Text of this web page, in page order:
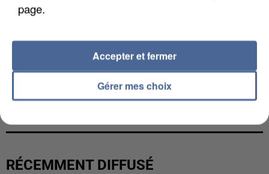
L’UN DES FONDATEURS SUPPOSÉS DE LA DZ
MAFIA INTERPELLÉ EN ALGÉRIE
RÉCEMMENT DIFFUSÉ
page.
Gérer mes choix
Accepter et fermer